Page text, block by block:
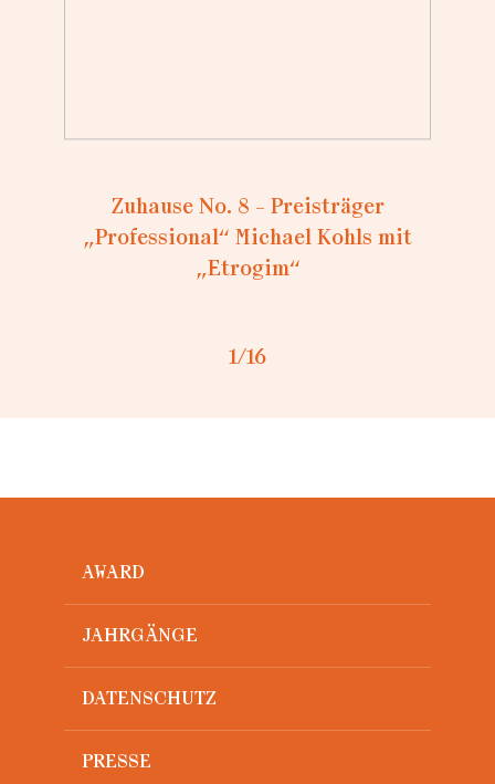
Zuhause No. 8 – Preisträger
„Professional“ Michael Kohls mit
„Etrogim“
1/16
AWARD
JAHRGÄNGE
DATENSCHUTZ
PRESSE